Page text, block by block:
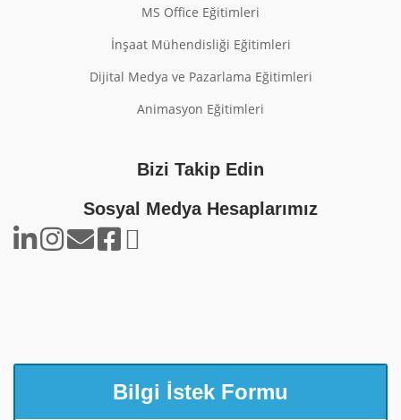
MS Office Eğitimleri
İnşaat Mühendisliği Eğitimleri
Dijital Medya ve Pazarlama Eğitimleri
Animasyon Eğitimleri
Bizi Takip Edin
Sosyal Medya Hesaplarımız
Bilgi İstek Formu